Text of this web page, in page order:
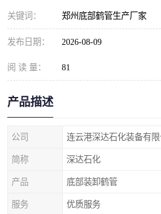
关键词： 郑州底部鹤管生产厂家
发布日期： 2026-08-09
阅 读 量： 81
产品描述
公司 连云港深达石化装备有限
简称 深达石化
产品 底部装卸鹤管
服务 优质服务